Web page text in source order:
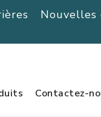
Nouvelles
Contactez-